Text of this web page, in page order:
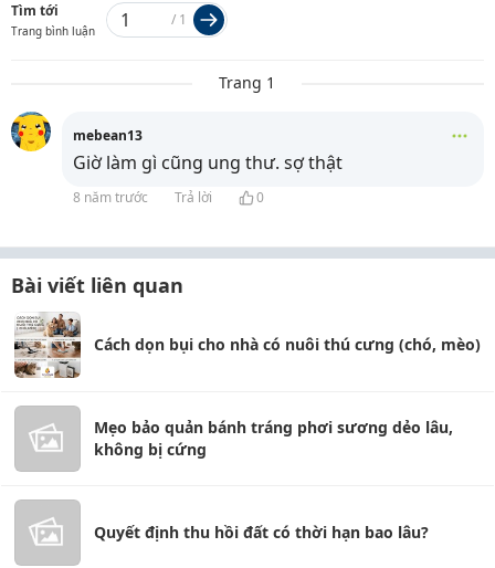
Tìm tới
Trang bình luận
/ 1
Trang 1
mebean13
Giờ làm gì cũng ung thư. sợ thật
8 năm trước Trả lời 0
Bài viết liên quan
Cách dọn bụi cho nhà có nuôi thú cưng (chó, mèo)
Mẹo bảo quản bánh tráng phơi sương dẻo lâu,
không bị cứng
Quyết định thu hồi đất có thời hạn bao lâu?